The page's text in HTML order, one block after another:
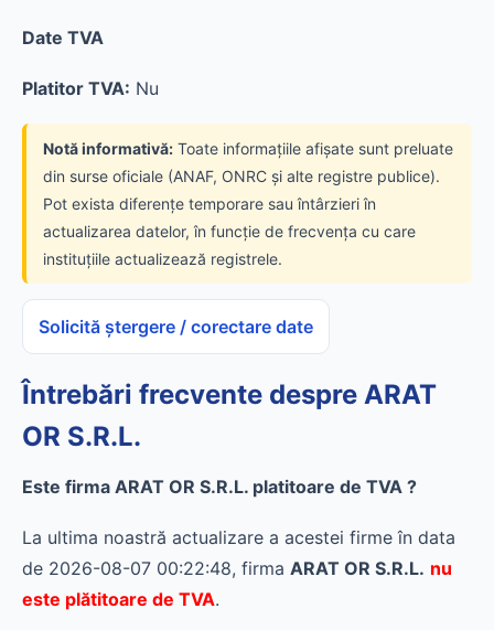
Date TVA
Platitor TVA: Nu
Notă informativă: Toate informațiile afișate sunt preluate
din surse oficiale (ANAF, ONRC și alte registre publice).
Pot exista diferențe temporare sau întârzieri în
actualizarea datelor, în funcție de frecvența cu care
instituțiile actualizează registrele.
Solicită ștergere / corectare date
Întrebări frecvente despre ARAT
OR S.R.L.
Este firma ARAT OR S.R.L. platitoare de TVA ?
La ultima noastră actualizare a acestei firme în data
de 2026-08-07 00:22:48, firma ARAT OR S.R.L. nu
este plătitoare de TVA.